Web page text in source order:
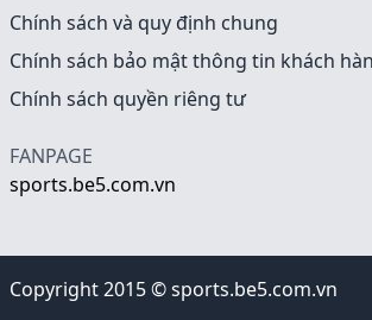
Chính sách và quy định chung
Chính sách bảo mật thông tin khách
Chính sách quyền riêng tư
FANPAGE
sports.be5.com.vn
Copyright 2015 © sports.be5.com.vn